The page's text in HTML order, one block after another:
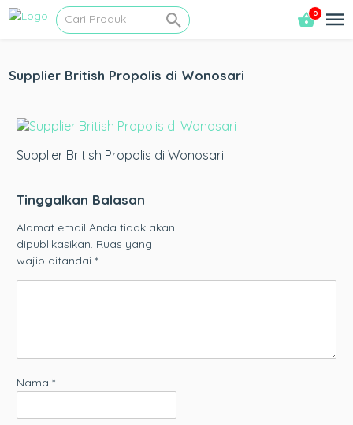
0
Supplier British Propolis di Wonosari
Supplier British Propolis di Wonosari
Tinggalkan Balasan
Alamat email Anda tidak akan
dipublikasikan. Ruas yang
wajib ditandai*
Nama*